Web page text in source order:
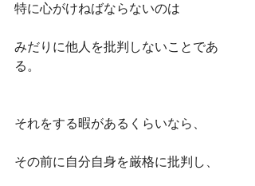
特に心がけねばならないのは
みだりに他人を批判しないことであ
る。
それをする暇があるくらいなら、
その前に自分自身を厳格に批判し、